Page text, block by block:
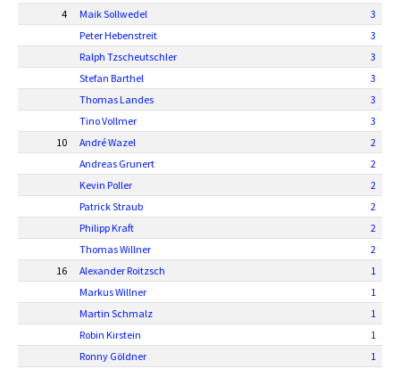
4
Maik Sollwedel
3
Peter Hebenstreit
3
Ralph Tzscheutschler
3
Stefan Barthel
3
Thomas Landes
3
Tino Vollmer
3
10
André Wazel
2
Andreas Grunert
2
Kevin Poller
2
Patrick Straub
2
Philipp Kraft
2
Thomas Willner
2
16
Alexander Roitzsch
1
Markus Willner
1
Martin Schmalz
1
Robin Kirstein
1
Ronny Göldner
1